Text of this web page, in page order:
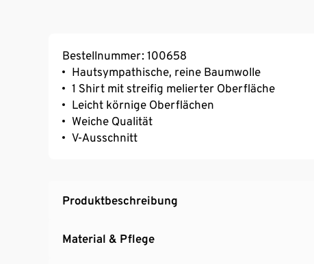
Bestellnummer: 100658
Hautsympathische, reine Baumwolle
1 Shirt mit streifig melierter Oberfläche
Leicht körnige Oberflächen
Weiche Qualität
V-Ausschnitt
Produktbeschreibung
Material & Pflege